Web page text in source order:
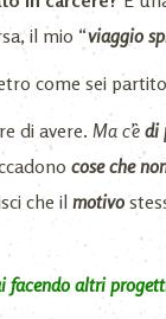
il mio “viaggio
come sei
di avere. Ma c’è di
cose che
che il motivo
facendo altri